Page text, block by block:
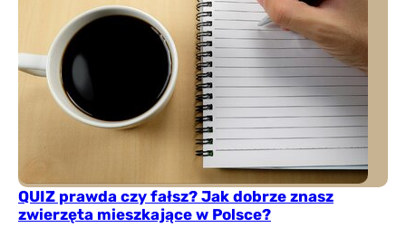
QUIZ prawda czy fałsz? Jak dobrze znasz
zwierzęta mieszkające w Polsce?